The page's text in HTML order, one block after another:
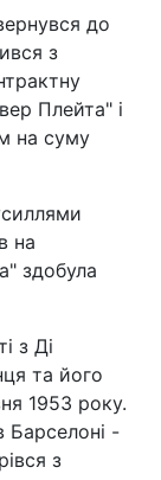
до
з
Плейта" і
на суму
на
здобула
з Ді
та його
1953 року.
Барселоні -
з